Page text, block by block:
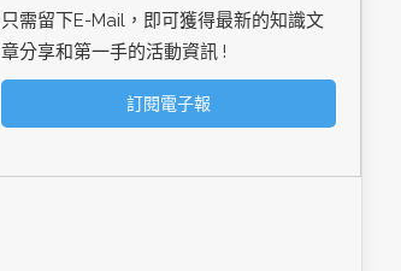
只需留下E-Mail，即可獲得最新的知識文
章分享和第一手的活動資訊 !